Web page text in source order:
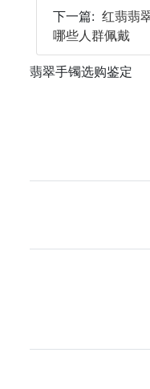
下一篇: 红翡翡
哪些人群佩戴
翡翠手镯选购鉴定